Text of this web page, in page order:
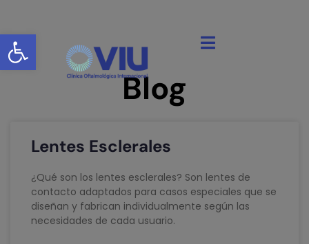
Abrir barra de herramientas
Blog
Lentes Esclerales
¿Qué son los lentes esclerales? Son lentes de
contacto adaptados para casos especiales que se
diseñan y fabrican individualmente según las
necesidades de cada usuario.